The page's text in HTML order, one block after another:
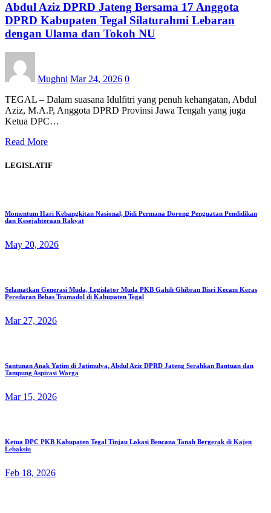
Abdul Aziz DPRD Jateng Bersama 17 Anggota
DPRD Kabupaten Tegal Silaturahmi Lebaran
dengan Ulama dan Tokoh NU
Mughni Mar 24, 2026 0
TEGAL – Dalam suasana Idulfitri yang penuh kehangatan, Abdul
Aziz, M.A.P, Anggota DPRD Provinsi Jawa Tengah yang juga
Ketua DPC…
Read More
LEGISLATIF
Momentum Hari Kebangkitan Nasional, Didi Permana Dorong Penguatan Pendidikan
dan Kesejahteraan Rakyat
May 20, 2026
Selamatkan Generasi Muda, Legislator Muda PKB Galuh Ghibran Bisri Kecam Keras
Peredaran Bebas Tramadol di Kabupaten Tegal
Mar 27, 2026
Santunan Anak Yatim di Jatimulya, Abdul Aziz DPRD Jateng Serahkan Bantuan dan
Tampung Aspirasi Warga
Mar 15, 2026
Ketua DPC PKB Kabupaten Tegal Tinjau Lokasi Bencana Tanah Bergerak di Kajen
Lebaksiu
Feb 18, 2026